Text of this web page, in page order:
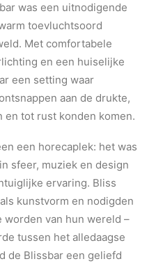
was een uitnodigende
toevluchtsoord
Met comfortabele
en een huiselijke
een setting waar
aan de drukte,
en tot rust konden komen.
een horecaplek: het was
sfeer, muziek en design
ervaring. Bliss
kunstvorm en nodigden
van hun wereld –
tussen het alledaagse
de Blissbar een geliefd